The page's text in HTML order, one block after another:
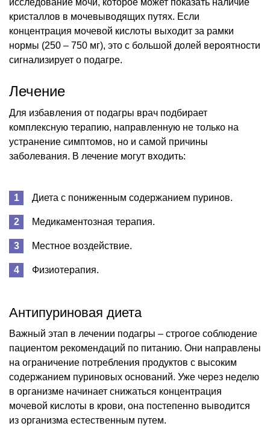
кристаллов в мочевыводящих путях. Если
концентрация мочевой кислоты выходит за рамки
нормы (250 – 750 мг), это с большой долей вероятности
сигнализирует о подагре.
Лечение
Для избавления от подагры врач подбирает
комплексную терапию, направленную не только на
устранение симптомов, но и самой причины
заболевания. В лечение могут входить:
Диета с пониженным содержанием пуринов.
Медикаментозная терапия.
Местное воздействие.
Физиотерапия.
Антипуриновая диета
Важный этап в лечении подагры – строгое соблюдение
пациентом рекомендаций по питанию. Они направлены
на ограничение потребления продуктов с высоким
содержанием пуриновых оснований. Уже через неделю
в организме начинает снижаться концентрация
мочевой кислоты в крови, она постепенно выводится
из организма естественным путем.